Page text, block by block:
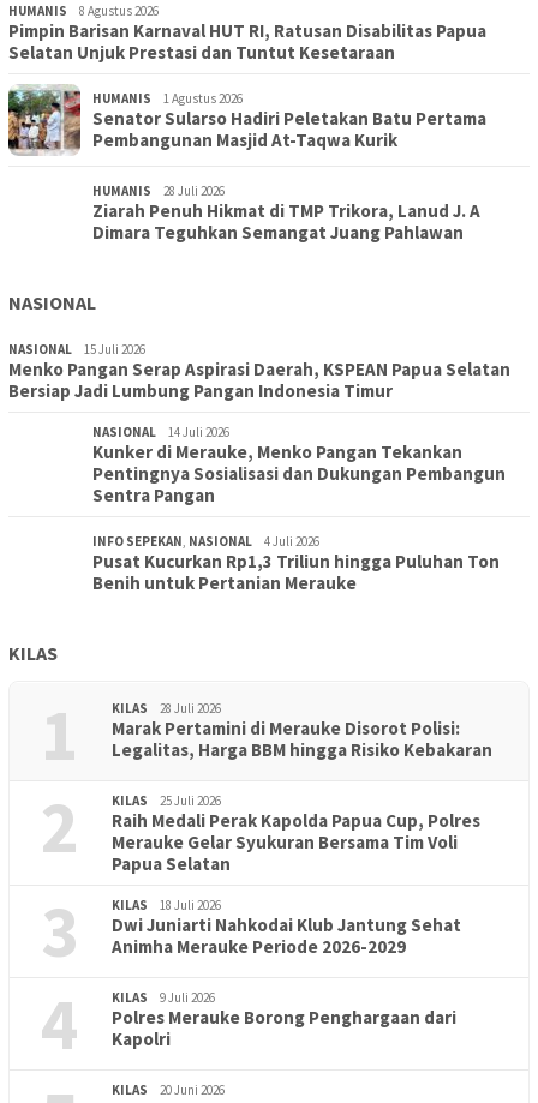
HUMANIS 8 Agustus 2026
Pimpin Barisan Karnaval HUT RI, Ratusan Disabilitas Papua
Selatan Unjuk Prestasi dan Tuntut Kesetaraan
HUMANIS 1 Agustus 2026
Senator Sularso Hadiri Peletakan Batu Pertama
Pembangunan Masjid At-Taqwa Kurik
HUMANIS 28 Juli 2026
Ziarah Penuh Hikmat di TMP Trikora, Lanud J. A
Dimara Teguhkan Semangat Juang Pahlawan
NASIONAL
NASIONAL 15 Juli 2026
Menko Pangan Serap Aspirasi Daerah, KSPEAN Papua Selatan
Bersiap Jadi Lumbung Pangan Indonesia Timur
NASIONAL 14 Juli 2026
Kunker di Merauke, Menko Pangan Tekankan
Pentingnya Sosialisasi dan Dukungan Pembangun
Sentra Pangan
INFO SEPEKAN, NASIONAL 4 Juli 2026
Pusat Kucurkan Rp1,3 Triliun hingga Puluhan Ton
Benih untuk Pertanian Merauke
KILAS
1 KILAS 28 Juli 2026
Marak Pertamini di Merauke Disorot Polisi:
Legalitas, Harga BBM hingga Risiko Kebakaran
2 KILAS 25 Juli 2026
Raih Medali Perak Kapolda Papua Cup, Polres
Merauke Gelar Syukuran Bersama Tim Voli
Papua Selatan
3 KILAS 18 Juli 2026
Dwi Juniarti Nahkodai Klub Jantung Sehat
Animha Merauke Periode 2026-2029
4 KILAS 9 Juli 2026
Polres Merauke Borong Penghargaan dari
Kapolri
KILAS 20 Juni 2026